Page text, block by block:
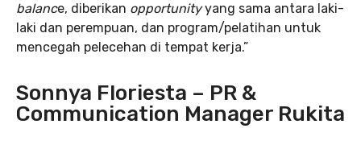
balance, diberikan opportunityyang sama antara laki-
laki dan perempuan, dan program/pelatihan untuk
mencegah pelecehan di tempat kerja.”
Sonnya Floriesta – PR &
Communication Manager Rukita